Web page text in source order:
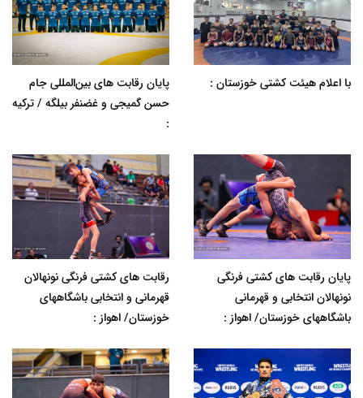
با اعلام هیئت کشتی خوزستان :
پایان رقابت های بین‌المللی جام
حسن گمیجی و غضنفر بیلگه / ترکیه
:
پایان رقابت های کشتی فرنگی
نونهالان انتخابی و قهرمانی
باشگاههای خوزستان/ اهواز :
رقابت های کشتی فرنگی نونهالان
قهرمانی و انتخابی باشگاههای
خوزستان/ اهواز :